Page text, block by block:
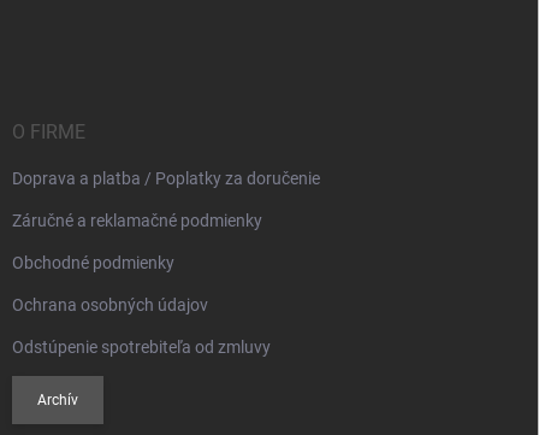
O FIRME
Doprava a platba / Poplatky za doručenie
Záručné a reklamačné podmienky
Obchodné podmienky
Ochrana osobných údajov
Odstúpenie spotrebiteľa od zmluvy
Archív